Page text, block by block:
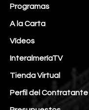
Programas
A la Carta
Vídeos
InteralmeríaTV
Tienda Virtual
Perfil del Contratante